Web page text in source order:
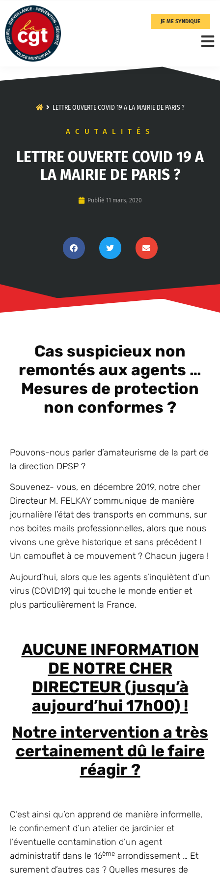
JE ME SYNDIQUE
LETTRE OUVERTE COVID 19 A LA MAIRIE DE PARIS ?
ACUTALITÉS
LETTRE OUVERTE COVID 19 A
LA MAIRIE DE PARIS ?
Publié 11 mars, 2020
Cas suspicieux non
remontés aux agents …
Mesures de protection
non conformes ?
Pouvons-nous parler d’amateurisme de la part de
la direction DPSP ?
Souvenez- vous, en décembre 2019, notre cher
Directeur M. FELKAY communique de manière
journalière l’état des transports en communs, sur
nos boites mails professionnelles, alors que nous
vivons une grève historique et sans précédent !
Un camouflet à ce mouvement ? Chacun jugera !
Aujourd’hui, alors que les agents s’inquiètent d’un
virus (COVID19) qui touche le monde entier et
plus particulièrement la France.
AUCUNE INFORMATION
DE NOTRE CHER
DIRECTEUR (jusqu’à
aujourd’hui 17h00) !
Notre intervention a très
certainement dû le faire
réagir ?
C’est ainsi qu’on apprend de manière informelle,
le confinement d’un atelier de jardinier et
l’éventuelle contamination d’un agent
administratif dans le 16ème arrondissement … Et
surement d’autres cas ? Quelles mesures de